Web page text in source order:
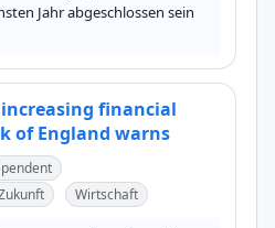
Jahr abgeschlossen sein
financial
of England warns
Wirtschaft